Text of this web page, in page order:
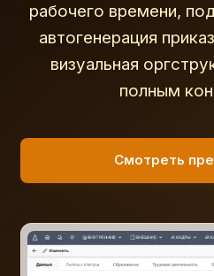
рабочего времени,
автогенерация
визуальная
полным
Смотреть